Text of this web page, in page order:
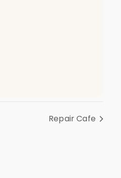
Repair Cafe